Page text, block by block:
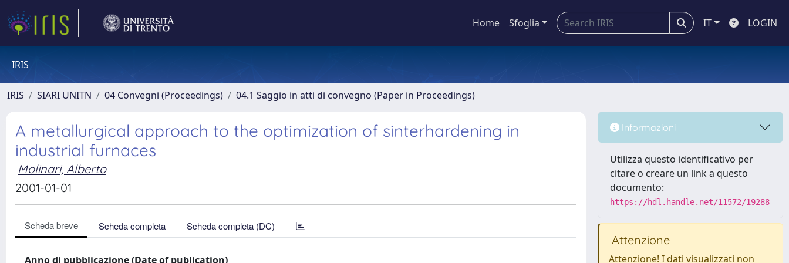
Home Sfoglia IT LOGIN
IRIS
IRIS SIARI UNITN 04 Convegni (Proceedings) 04.1 Saggio in atti di convegno (Paper in Proceedings)
A metallurgical approach to the optimization of sinterhardening in
industrial furnaces
Molinari, Alberto
2001-01-01
Scheda breve Scheda completa Scheda completa (DC)
Anno di pubblicazione (Date of publication)
Informazioni
Utilizza questo identificativo per
citare o creare un link a questo
documento:
https://hdl.handle.net/11572/19288
Attenzione
Attenzione! I dati visualizzati non